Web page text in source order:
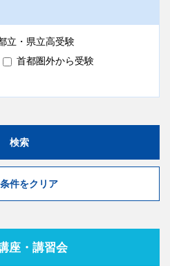
11（土）までに返送用封筒にて答
属校舎より、採点答案と成績帳票を
帳票となります）。
の「学習コンテンツ」ページ
家庭への到着をお待ちくださ
より
にて閲覧いただけます。
、紙の簡易帳票を配付致しま
す（Onlineアンケートの回答
早稲田アカデミーOnlineに公
器はご使用いただけません。緊
が必要な場合は、試験会場まで
立・県立高受験
首都圏外から受験
検索
件をクリア
座・講習会